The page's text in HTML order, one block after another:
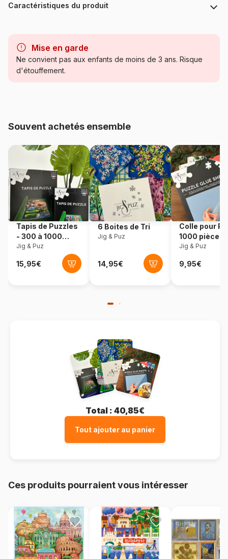
Caractéristiques du produit
Catégorie
Provenance Pologne
Trefl-10556
EAN 5900511105568
Nombre de pièces 1000 pièces
Dimensions 68 x 48 cm
Mise en garde
Ne convient pas aux enfants de moins de 3 ans. Risque
d'étouffement.
Souvent achetés ensemble
Tapis de Puzzles
- 300 à 1000
pièces
Jig & Puz
6 Boites de Tri
Jig & Puz
Colle pour
1000 pièces
Jig & Puz
Total : 40,85€
Tout ajouter au panier
Ces produits pourraient vous intéresser